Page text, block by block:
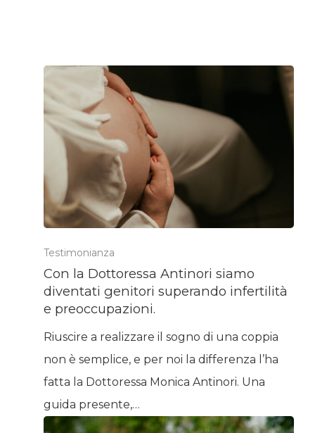
Testimonianza
Con la Dottoressa Antinori siamo
diventati genitori superando infertilità
e preoccupazioni.
Riuscire a realizzare il sogno di una coppia
non è semplice, e per noi la differenza l’ha
fatta la Dottoressa Monica Antinori. Una
guida presente,…